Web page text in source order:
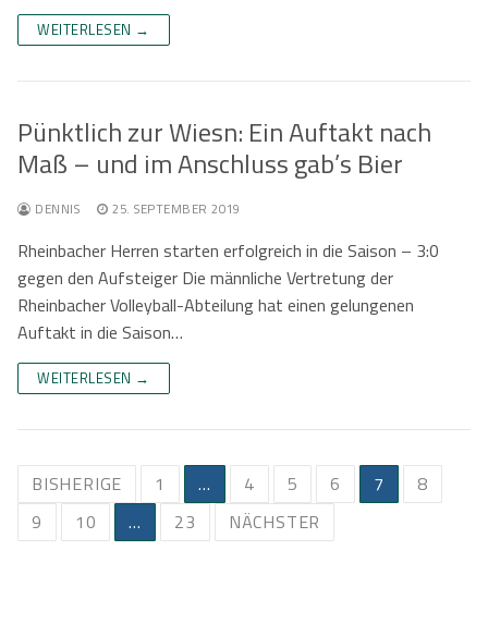
WEITERLESEN →
Pünktlich zur Wiesn: Ein Auftakt nach
Maß – und im Anschluss gab’s Bier
DENNIS 25. SEPTEMBER 2019
Rheinbacher Herren starten erfolgreich in die Saison – 3:0
gegen den Aufsteiger Die männliche Vertretung der
Rheinbacher Volleyball-Abteilung hat einen gelungenen
Auftakt in die Saison…
WEITERLESEN →
Beitragsnavigation
BISHERIGE 1 … 4 5 6 7
8
9
10 … 23 NÄCHSTER